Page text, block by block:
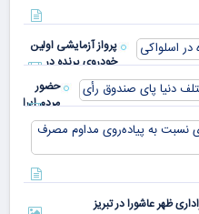
پرواز آزمایشی اولین
خودروی پرنده در
اسلواکی
حضور
مردم ایران
در
کشورهای
مختلف
دنیا پای
صندوق
ظهر عاشورا در تبریز